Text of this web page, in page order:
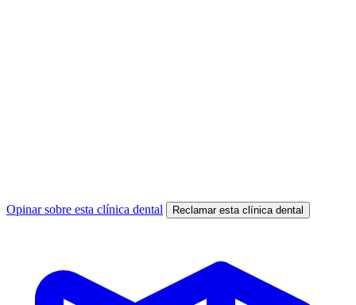
Opinar sobre esta clínica dental Reclamar esta clínica dental